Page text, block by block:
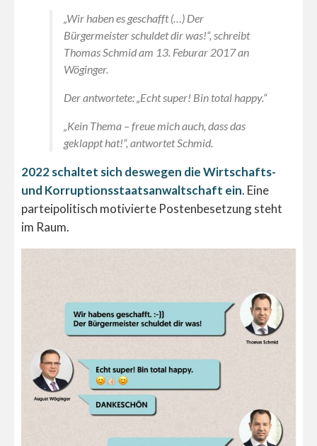
„Wir haben es geschafft (…) Der
Bürgermeister schuldet dir was!“, schreibt
Thomas Schmid am 13. Feburar 2017 an
Wöginger.
Der antwortete: „Echt super! Bin total happy.“
„Kein Thema – freue mich auch, dass das
geklappt hat!“, antwortet Schmid.
2022 schaltet sich deswegen die Wirtschafts-
und Korruptionsstaatsanwaltschaft ein. Eine
parteipolitisch motivierte Postenbesetzung steht
im Raum.